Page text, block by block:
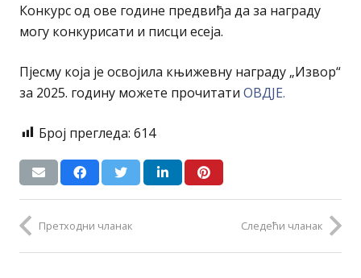
Конкурс од ове године предвиђа да за награду
могу конкурисати и писци есеја.
Пјесму која је освојила књижевну награду „Извор“
за 2025. годину можете прочитати ОВДЈЕ.
Број прегледа: 614
Претходни чланак Следећи чланак